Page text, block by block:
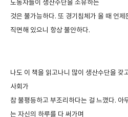
노동자들이 생산수단을 소유하는
것은 불가능하다. 또 경기침체가 올 때 언제
직면해 있으니 항상 불안하다.
나도 이 책을 읽고나니 많이 생산수단을 갖
사회가
참 불평등하고 부조리하다는 걸 느꼈다. 아
는 자신의 하루를 다 써가며